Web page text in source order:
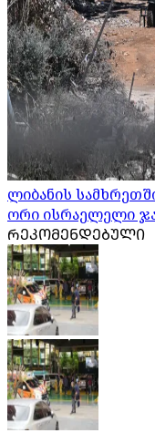
ლიბანის
ორი ისრაელელი
ᲠᲔᲙᲝᲛᲔᲜᲓᲔᲑᲣᲚᲘ